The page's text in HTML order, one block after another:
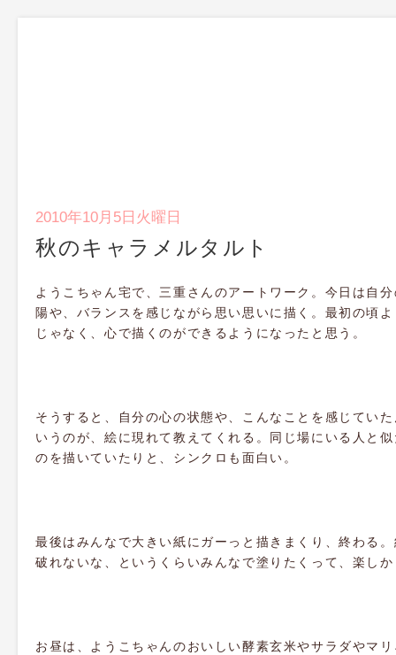
2010年10月5日火曜日
秋のキャラメルタルト
ようこちゃん宅で、三重さんのアートワーク。今日は自
陽や、バランスを感じながら思い思いに描く。最初の頃
じゃなく、心で描くのができるようになったと思う。
そうすると、自分の心の状態や、こんなことを感じてい
いうのが、絵に現れて教えてくれる。同じ場にいる人と
のを描いていたりと、シンクロも面白い。
最後はみんなで大きい紙にガーっと描きまくり、終わる
破れないな、というくらいみんなで塗りたくって、楽し
お昼は、ようこちゃんのおいしい酵素玄米やサラダやマ